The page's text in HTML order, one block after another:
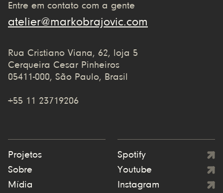
Entre em contato com a gente
atelier@markobrajovic.com
Rua Cristiano Viana, 62, loja 5
Cerqueira Cesar Pinheiros
05411-000, São Paulo, Brasil
+55 11 23719206
Projetos
Sobre
Mídia
Spotify
Youtube
Instagram